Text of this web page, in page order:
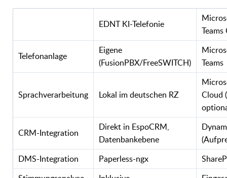
EDNT KI-Telefonie
Telefonanlage
Eigene
(FusionPBX/FreeSWITCH)
Teams
Sprachverarbeitung Lokal im deutschen RZ
Cloud
CRM-Integration
Direkt in EspoCRM,
Datenbankebene
DMS-Integration
Paperless-ngx